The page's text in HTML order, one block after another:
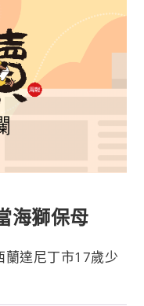
海獅保母
蘭達尼丁市17歲少